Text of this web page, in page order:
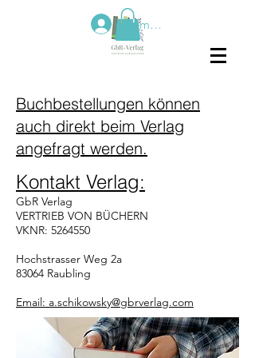
Anmelden
Buchbestellungen können
auch direkt beim Verlag
angefragt werden.
Kontakt Verlag:
GbR Verlag
VERTRIEB VON BÜCHERN
VKNR: 5264550
Hochstrasser Weg 2a
83064 Raubling
Email: a.schikowsky@gbrverlag.com